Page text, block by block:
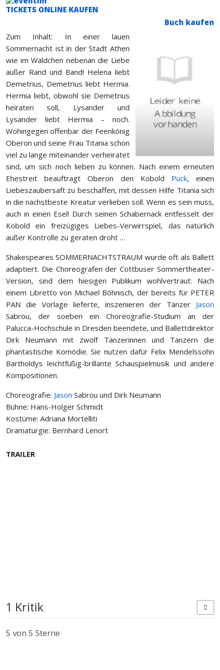
TICKETS ONLINE KAUFEN
Buch kaufen
Zum Inhalt: In einer lauen
Sommernacht ist in der Stadt Athen
wie im Wäldchen nebenan die Liebe
außer Rand und Band! Helena liebt
Demetrius, Demetrius liebt Hermia.
Hermia liebt, obwohl sie Demetrius
heiraten soll, Lysander und
Lysander liebt Hermia – noch.
Wohingegen offenbar der Feenkönig
Oberon und seine Frau Titania schon
viel zu lange miteinander verheiratet
sind, um sich noch lieben zu können. Nach einem erneuten
Ehestreit beauftragt Oberon den Kobold Puck, einen
Liebeszaubersaft zu beschaffen, mit dessen Hilfe Titania sich
in die nächstbeste Kreatur verlieben soll. Wenn es sein muss,
auch in einen Esel! Durch seinen Schabernack entfesselt der
Kobold ein freizügiges Liebes-Verwirrspiel, das natürlich
außer Kontrolle zu geraten droht …
Shakespeares SOMMERNACHTSTRAUM wurde oft als Ballett
adaptiert. Die Choreografen der Cottbuser Sommertheater-
Version, sind dem hiesigen Publikum wohlvertraut: Nach
einem Libretto von Michael Böhnisch, der bereits für PETER
PAN die Vorlage lieferte, inszenieren der Tänzer Jason
Sabrou, der soeben ein Choreografie-Studium an der
Palucca-Hochschule in Dresden beendete, und Ballettdirektor
Dirk Neumann mit zwölf Tänzerinnen und Tänzern die
phantastische Komödie. Sie nutzen dafür Felix Mendelssohn
Bartholdys leichtfüßig-brillante Schauspielmusik und andere
Kompositionen.
Choreografie: Jason Sabrou und Dirk Neumann
Bühne: Hans-Holger Schmidt
Kostüme: Adriana Mortelliti
Dramaturgie: Bernhard Lenort
TRAILER
1 Kritik
5 von 5 Sterne